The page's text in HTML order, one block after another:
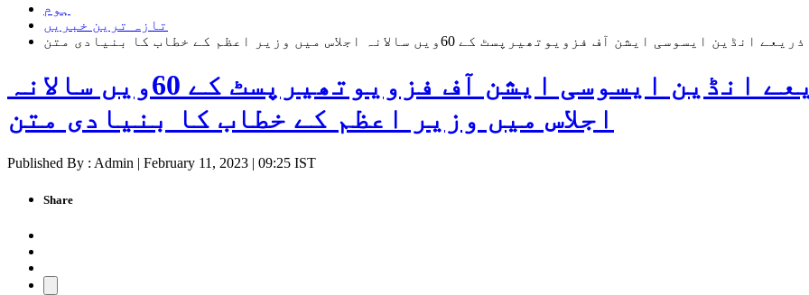
ہوم
تازہ ترین خبریں
ایشن آف فزویوتھیرپسٹ کے 60ویں سالانہ اجلاس میں وزیر اعظم کے خطاب کا بنیادی متن
ویڈیو کانفرنسنگ کے ذریعے انڈین ایسوسی ایشن آف فزویوتھیرپسٹ کے 60ویں سالانہ
اجلاس میں وزیر اعظم کے خطاب کا بنیادی متن
Published By : Admin | February 11, 2023 | 09:25 IST
Share